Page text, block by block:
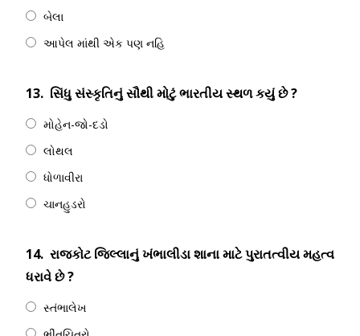
બેલા
આપેલ માંથી એક પણ નહિ
13. સિંધુ સંસ્કૃતિનું સૌથી મોટું ભારતીય સ્થળ કયું છે ?
મોહેન-જો-દડો
લોથલ
ધોળાવીરા
ચાનહુડરો
14. રાજકોટ જિલ્લાનું ખંભાલીડા શાના માટે પુરાતત્વીય મહત્વ
ધરાવે છે ?
સ્તંભાલેખ